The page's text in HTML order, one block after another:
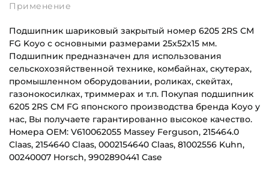
Применение
Подшипник шариковый закрытый номер 6205 2RS СМ
FG Koyo с основными размерами 25х52х15 мм.
Подшипник предназначен для использования
сельскохозяйственной технике, комбайнах, скутерах,
промышленном оборудовании, роликах, скейтах,
газонокосилках, триммерах и т.п. Покупая подшипник
6205 2RS СМ FG японского производства бренда Koyo у
нас, Вы получаете гарантированно высокое качество.
Номера OEM: V610062055 Massey Ferguson, 215464.0
Claas, 2154640 Claas, 0002154640 Claas, 81002556 Kuhn,
00240007 Horsch, 9902890441 Case